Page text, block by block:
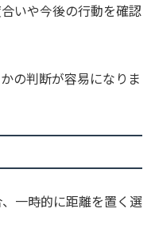
いや今後の行動を確認
の判断が容易になりま
一時的に距離を置く選